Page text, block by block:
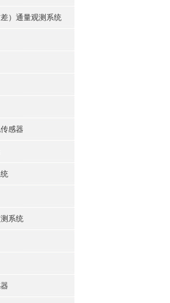
）通量观测系统
感器
系统